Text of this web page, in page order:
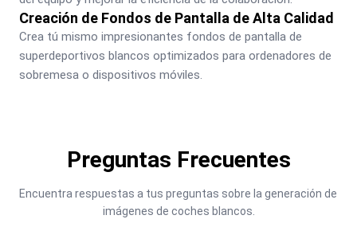
Creación de Fondos de Pantalla de Alta Calidad
Crea tú mismo impresionantes fondos de pantalla de
superdeportivos blancos optimizados para ordenadores de
sobremesa o dispositivos móviles.
Preguntas Frecuentes
Encuentra respuestas a tus preguntas sobre la generación de
imágenes de coches blancos.